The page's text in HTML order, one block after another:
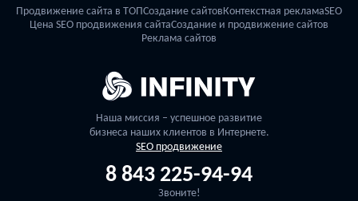
Продвижение сайта в ТОПСоздание сайтовКонтекстная рекламаSEO
Цена SEO продвижения сайтаСоздание и продвижение сайтов
Реклама сайтов
Наша миссия – успешное развитие
бизнеса наших клиентов в Интернете.
SEO продвижение
8 843 225-94-94
Звоните!